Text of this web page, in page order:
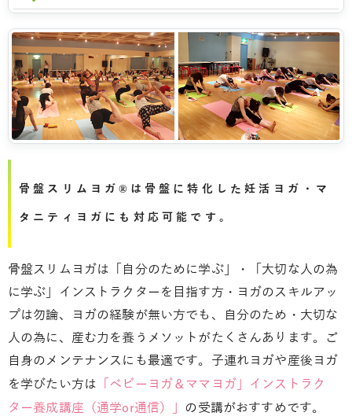
骨盤スリムヨガ®は骨盤に特化した妊活ヨガ・マ
タニティヨガにも対応可能です。
骨盤スリムヨガは「自分のために学ぶ」・「大切な人の為
に学ぶ」インストラクターを目指す方・ヨガのスキルアッ
プは勿論、ヨガの経験が無い方でも、自分のため・大切な
人の為に、産む力を養うメソットがたくさんあります。ご
自身のメンテナンスにも最適です。子連れヨガや産後ヨガ
を学びたい方は 「ベビーヨガ＆ママヨガ」インストラク
ター養成講座（通学or通信）」 の受講がおすすめです。